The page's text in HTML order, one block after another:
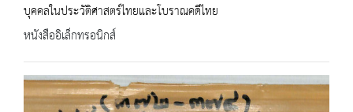
บุคคลในประวัติศาสตร์ไทยและโบราณคดีไทย
หนังสืออิเล็กทรอนิกส์